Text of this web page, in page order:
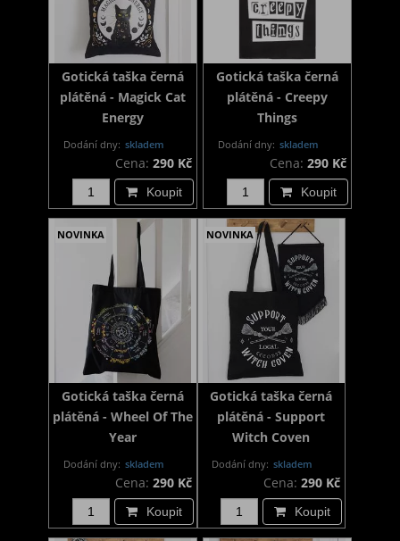
Gotická taška černá
plátěná - Magick Cat
Energy
Dodání dny: skladem
Cena: 290 Kč
Koupit
Gotická taška černá
plátěná - Creepy
Things
Dodání dny: skladem
Cena: 290 Kč
Koupit
NOVINKA
Gotická taška černá
plátěná - Wheel Of The
Year
Dodání dny: skladem
Cena: 290 Kč
Koupit
NOVINKA
Gotická taška černá
plátěná - Support
Witch Coven
Dodání dny: skladem
Cena:290 Kč
Koupit